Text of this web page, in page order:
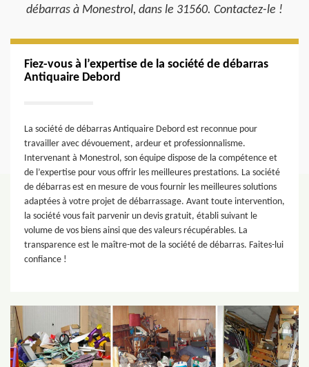
débarras à Monestrol, dans le 31560. Contactez-le !
Fiez-vous à l’expertise de la société de débarras
Antiquaire Debord
La société de débarras Antiquaire Debord est reconnue pour
travailler avec dévouement, ardeur et professionnalisme.
Intervenant à Monestrol, son équipe dispose de la compétence et
de l’expertise pour vous offrir les meilleures prestations. La société
de débarras est en mesure de vous fournir les meilleures solutions
adaptées à votre projet de débarrassage. Avant toute intervention,
la société vous fait parvenir un devis gratuit, établi suivant le
volume de vos biens ainsi que des valeurs récupérables. La
transparence est le maître-mot de la société de débarras. Faites-lui
confiance !